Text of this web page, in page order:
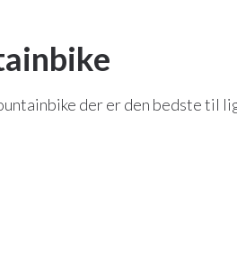
der er den bedste til